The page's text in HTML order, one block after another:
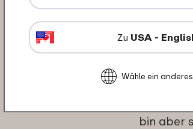
11-12-
Farbe: Flowers &
und das
bin aber
Zu USA -